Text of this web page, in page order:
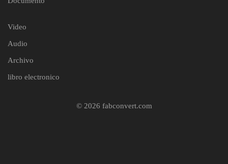
Video
Audio
Archivo
libro electronico
© 2026 fabconvert.com